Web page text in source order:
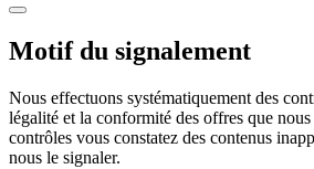
Motif du signalement
Nous effectuons systématiquement des
légalité et la conformité des offres que
contrôles vous constatez des contenus
nous le signaler.